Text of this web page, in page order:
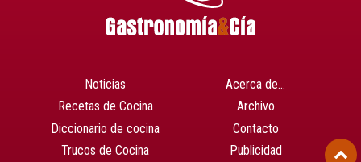
Noticias
Recetas de Cocina
Diccionario de cocina
Trucos de Cocina
Acerca de…
Archivo
Contacto
Publicidad